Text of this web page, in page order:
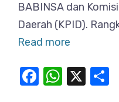
BABINSA dan
Daerah (KPID).
Read more
F
W X